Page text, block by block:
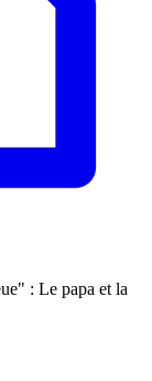
: Le papa et la